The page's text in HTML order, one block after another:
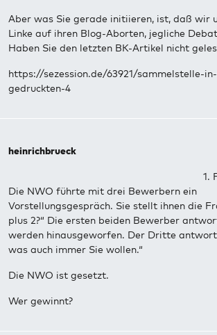
Aber was Sie gerade initiieren, ist, daß wir
Linke auf ihren Blog-Aborten, jegliche
Haben Sie den letzten BK-Artikel nicht
https://sezession.de/63921/sammelstelle-
gedruckten-4
heinrichbrueck
1.
Die NWO führte mit drei Bewerbern ein
Vorstellungsgespräch. Sie stellt ihnen die
plus 2?“ Die ersten beiden Bewerber
werden hinausgeworfen. Der Dritte
was auch immer Sie wollen.“
Die NWO ist gesetzt.
Wer gewinnt?